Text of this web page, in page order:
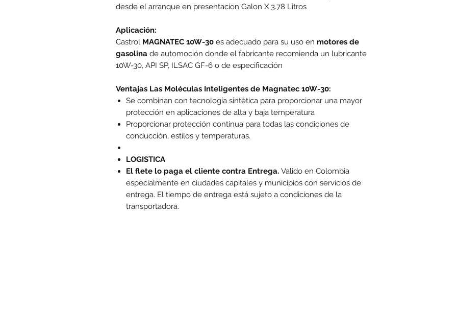
desde el arranque en presentacion Galon X 3.78 Litros
Aplicación:
Castrol MAGNATEC 10W-30 es adecuado para su uso en motores de
gasolina de automoción donde el fabricante recomienda un lubricante
10W-30, API SP, ILSAC GF-6 o de especificación
Ventajas Las Moléculas Inteligentes de Magnatec 10W-30:
Se combinan con tecnología sintética para proporcionar una mayor
protección en aplicaciones de alta y baja temperatura
Proporcionar protección continua para todas las condiciones de
conducción, estilos y temperaturas.
LOGISTICA
El flete lo paga el cliente contra Entrega. Valido en Colombia
especialmente en ciudades capitales y municipios con servicios de
entrega. El tiempo de entrega está sujeto a condiciones de la
transportadora.